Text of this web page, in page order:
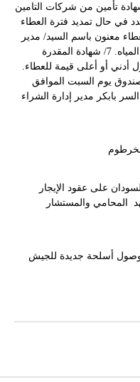
تأمين من شركات التامين
في حال تمديد فترة العطاء
العطاء معنون باسم السيد/ مدير
عام هيئة الطرق والجسور ومصارف المياه. 7/ شهادة المقدرة
بقبول أدني أو أعلى قيمة للعطاء.
يوم السبت الموافق
بابكر السر بابكر مدير إدارة الشراء
على عقود الإيجار
المحامي والمستشار
وصول أسلحة جديدة للجيش